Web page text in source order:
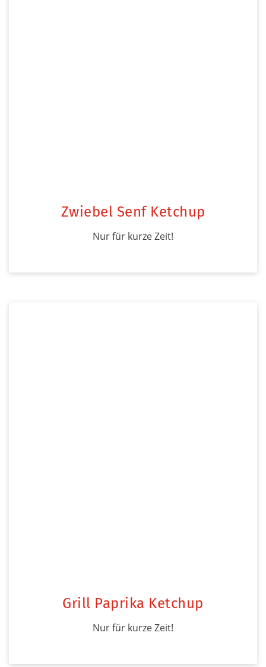
Zwiebel Senf Ketchup
Nur für kurze Zeit!
Grill Paprika Ketchup
Nur für kurze Zeit!